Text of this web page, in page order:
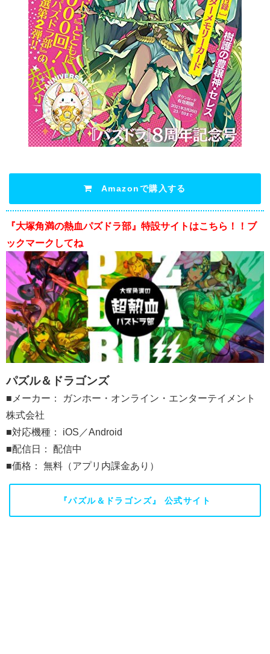
Amazonで購入する
『大塚角満の熱血パズドラ部』特設サイトはこちら！！ブ
ックマークしてね
パズル＆ドラゴンズ
■メーカー： ガンホー・オンライン・エンターテイメント
株式会社
■対応機種： iOS／Android
■配信日： 配信中
■価格： 無料（アプリ内課金あり）
『パズル＆ドラゴンズ』 公式サイト